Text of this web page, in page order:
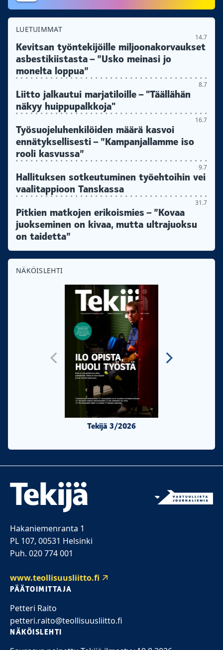
LUETUIMMAT
14.7
Kevitsan työntekijöille miljoonakorvaukset
asbestikiistasta – ”Usko meinasi jo
monelta loppua”
8.7
Liitto jalkautui marjatiloille – "Täällähän
näkyy huippupalkkoja"
16.7
Työsuojeluhenkilöiden määrä kasvoi
ennätyksellisesti – ”Kampanjallamme iso
rooli kasvussa”
9.7
Hallituksen sotkeutuminen työehtoihin vei
vaalitappioon Tanskassa
31.7
Pitkien matkojen erikoismies – ”Kovaa
juokseminen on kivaa, mutta ultrajuoksu
on taidetta”
NÄKÖISLEHTI
Tekijä 3/2026
Hakaniemenranta 1
PL 107, 00531 Helsinki
Puh. 020 774 001
www.teollisuusliitto.fi
PÄÄTOIMITTAJA
Petteri Raito
petteri.raito@teollisuusliitto.fi
NÄKÖISLEHTI